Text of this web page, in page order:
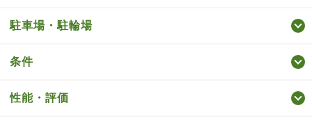
駐車場・駐輪場
条件
性能・評価